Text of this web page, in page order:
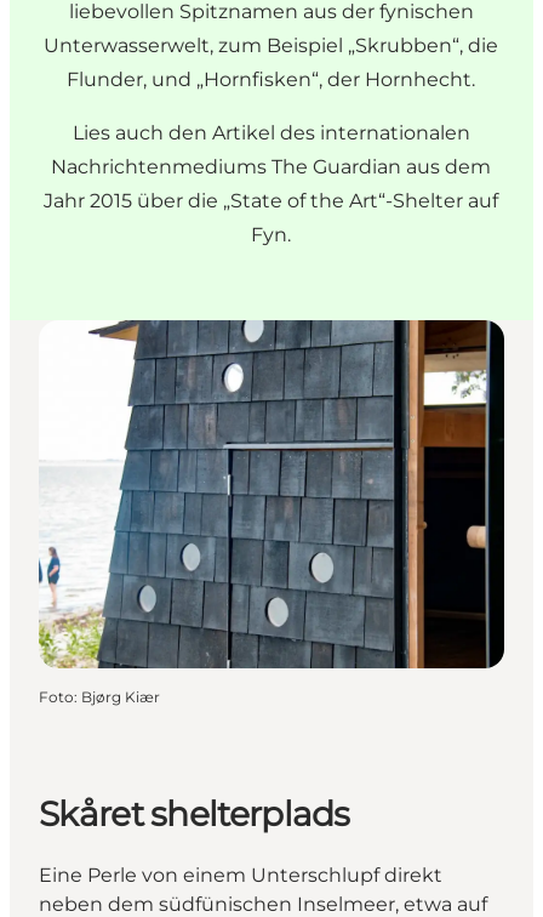
liebevollen Spitznamen aus der fynischen
Unterwasserwelt, zum Beispiel „Skrubben“, die
Flunder, und „Hornfisken“, der Hornhecht.
Lies auch den Artikel des internationalen
Nachrichtenmediums The Guardian aus dem
Jahr 2015 über die „State of the Art“-Shelter auf
Fyn.
Foto: Bjørg Kiær
Skåret shelterplads
Eine Perle von einem Unterschlupf direkt
neben dem südfünischen Inselmeer, etwa auf